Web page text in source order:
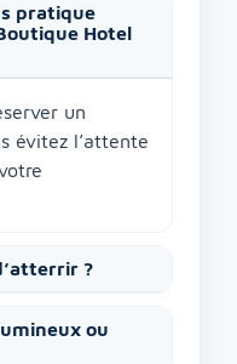
pratique
Hotel
un
évitez l’attente
?
ou